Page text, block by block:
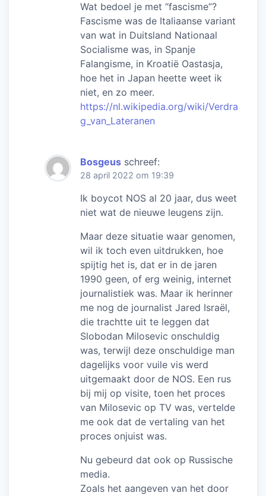
Wat bedoel je met “fascisme”?
Fascisme was de Italiaanse variant
van wat in Duitsland Nationaal
Socialisme was, in Spanje
Falangisme, in Kroatië Oastasja,
hoe het in Japan heette weet ik
niet, en zo meer.
https://nl.wikipedia.org/wiki/Verdra
g_van_Lateranen
Bosgeus schreef:
28 april 2022 om 19:39
Ik boycot NOS al 20 jaar, dus weet
niet wat de nieuwe leugens zijn.
Maar deze situatie waar genomen,
wil ik toch even uitdrukken, hoe
spijtig het is, dat er in de jaren
1990 geen, of erg weinig, internet
journalistiek was. Maar ik herinner
me nog de journalist Jared Israël,
die trachtte uit te leggen dat
Slobodan Milosevic onschuldig
was, terwijl deze onschuldige man
dagelijks voor vuile vis werd
uitgemaakt door de NOS. Een rus
bij mij op visite, toen het proces
van Milosevic op TV was, vertelde
me ook dat de vertaling van het
proces onjuist was.
Nu gebeurd dat ook op Russische
media.
Zoals het aangeven van het door